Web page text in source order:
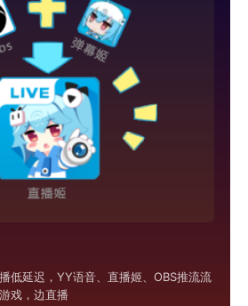
低延迟，YY语音、直播姬、OBS推流流
戏，边直播